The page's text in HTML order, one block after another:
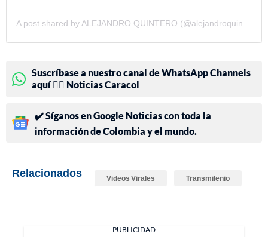
Suscríbase a nuestro canal de WhatsApp Channels
aquí 👉🏻 Noticias Caracol
✔️ Síganos en Google Noticias con toda la
información de Colombia y el mundo.
Relacionados Videos Virales Transmilenio
PUBLICIDAD